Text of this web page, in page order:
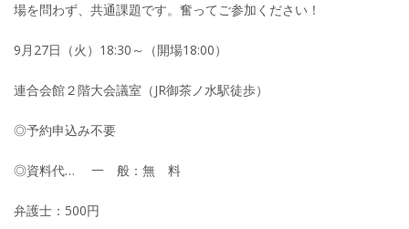
場を問わず、共通課題です。奮ってご参加ください！
9月27日（火）18:30～（開場18:00）
連合会館２階大会議室（JR御茶ノ水駅徒歩）
◎予約申込み不要
◎資料代… 一 般：無 料
弁護士：500円